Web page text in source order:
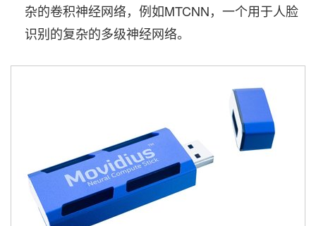
杂的卷积神经网络，例如MTCNN，一个用于人脸
识别的复杂的多级神经网络。